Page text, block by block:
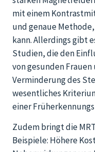
mit einem
und genaue
kann. Allerdings gibt
Studien, die den
von gesunden
Verminderung des
wesentliches
einer
Zudem bringt die
Beispiele: Höhere